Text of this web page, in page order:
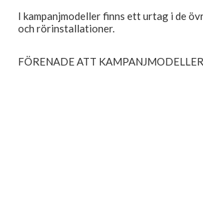
I kampanjmodeller finns ett urtag i de
och rörinstallationer.
FÖRENADE ATT